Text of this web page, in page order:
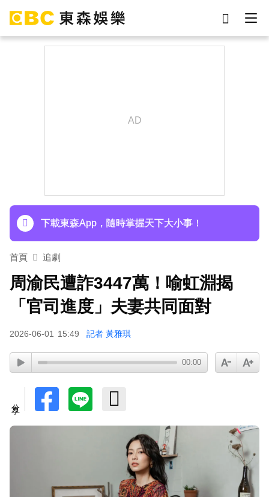
下載東森App，隨時掌握天下大小事！
首頁 追劇
周渝民遭詐3447萬！喻虹淵揭
「官司進度」夫妻共同面對
2026-06-01 15:49 記者 黃雅琪
00:00